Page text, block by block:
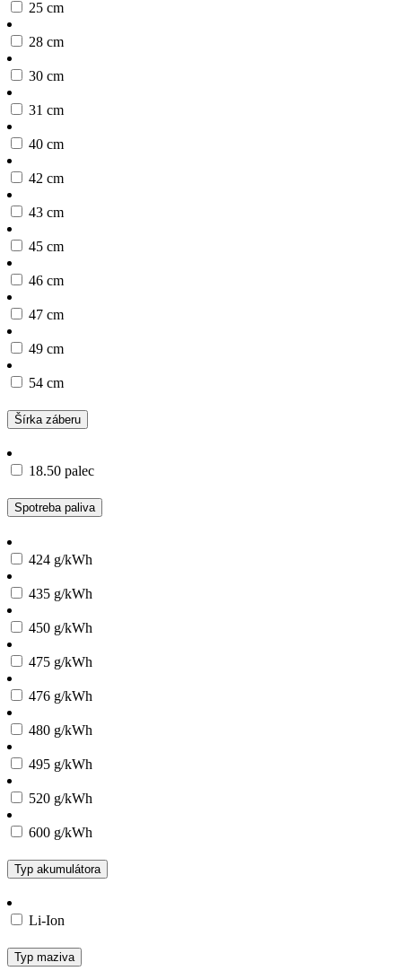
25 cm
28 cm
30 cm
31 cm
40 cm
42 cm
43 cm
45 cm
46 cm
47 cm
49 cm
54 cm
Šírka záberu
18.50 palec
Spotreba paliva
424 g/kWh
435 g/kWh
450 g/kWh
475 g/kWh
476 g/kWh
480 g/kWh
495 g/kWh
520 g/kWh
600 g/kWh
Typ akumulátora
Li-Ion
Typ maziva